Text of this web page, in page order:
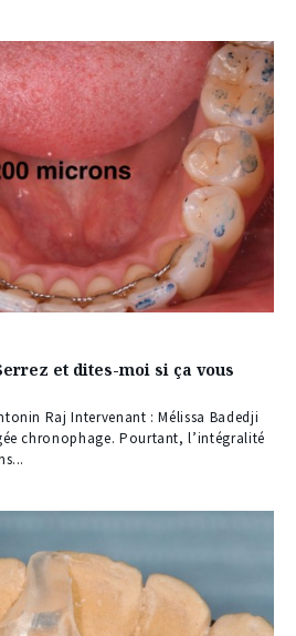
et dites-moi si ça vous
Raj Intervenant : Mélissa Badedji
chronophage. Pourtant, l’intégralité